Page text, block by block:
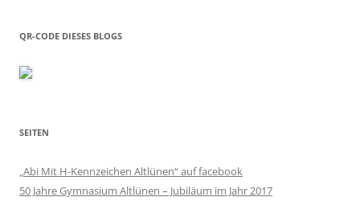
QR-CODE DIESES BLOGS
SEITEN
„Abi Mit H-Kennzeichen Altlünen“ auf facebook
50 Jahre Gymnasium Altlünen – Jubiläum im Jahr 2017